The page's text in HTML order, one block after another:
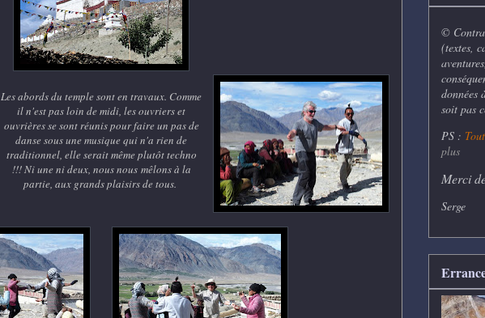
Les abords du temple sont en travaux. Comme
il n'est pas loin de midi, les ouvriers et
ouvrières se sont réunis pour faire un pas de
danse sous une musique qui n'a rien de
traditionnel, elle serait même plutôt techno
!!! Ni une ni deux, nous nous mêlons à la
partie, aux grands plaisirs de tous.
©
(textes,
données
soit pas
PS :
plus
Merci
Serge